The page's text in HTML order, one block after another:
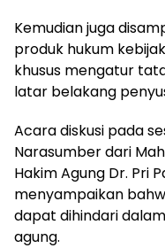
Kemudian juga
produk hukum
khusus mengatur
latar belakang
Acara diskusi pada
Narasumber dari
Hakim Agung Dr. Pri
menyampaikan
dapat dihindari
agung.